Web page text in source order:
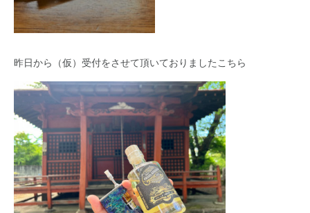
昨日から（仮）受付をさせて頂いておりましたこちら